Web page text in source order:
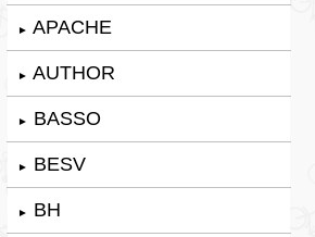
► APACHE
► AUTHOR
► BASSO
► BESV
► BH